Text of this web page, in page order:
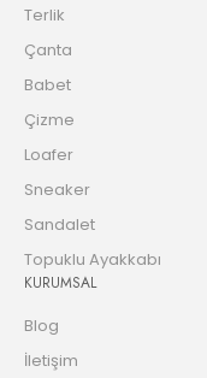
Terlik
Çanta
Babet
Çizme
Loafer
Sneaker
Sandalet
Topuklu Ayakkabı
KURUMSAL
Blog
İletişim